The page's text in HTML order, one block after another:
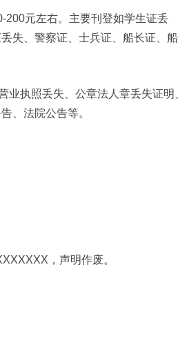
200元左右。主要刊登如学生证丢
失、警察证、士兵证、船长证、
执照丢失、公章法人章丢失证明
、法院公告等。
，声明作废。